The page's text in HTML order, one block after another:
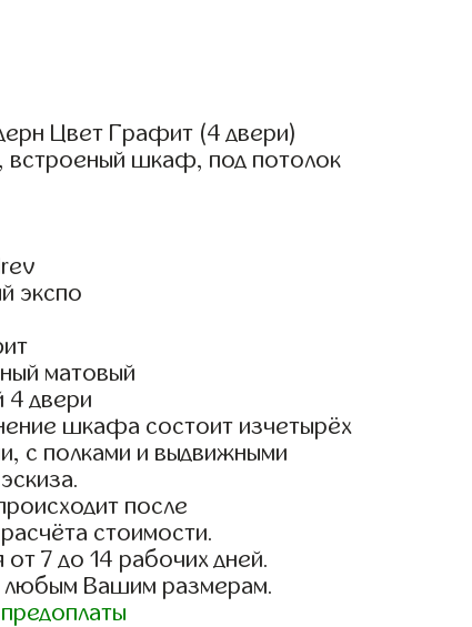
Цвет Графит (4 двери)
встроеный шкаф, под потолок
экспо
матовый
4 двери
шкафа состоит изчетырёх
с полками и выдвижными
после
стоимости.
7 до 14 рабочих дней.
любым Вашим размерам.